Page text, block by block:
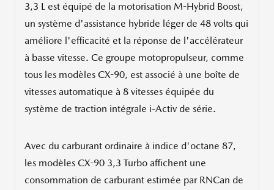
3,3 L est équipé de la motorisation M-Hybrid Boost,
un système d'assistance hybride léger de 48 volts qui
améliore l'efficacité et la réponse de l'accélérateur
à basse vitesse. Ce groupe motopropulseur, comme
tous les modèles CX-90, est associé à une boîte de
vitesses automatique à 8 vitesses équipée du
système de traction intégrale i-Activ de série.
Avec du carburant ordinaire à indice d'octane 87,
les modèles CX-90 3,3 Turbo affichent une
consommation de carburant estimée par RNCan de